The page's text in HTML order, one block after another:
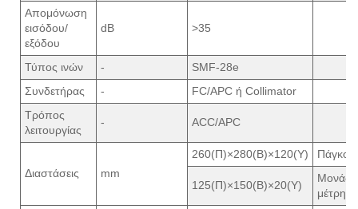
Απομόνωση
εισόδου/
εξόδου
dB >35
Τύπος ινών -
SMF-28e
Συνδετήρας
-
FC/APC ή Collimator
Τρόπος
λειτουργίας
- ACC/APC
Διαστάσεις mm
260(Π)×280(Β)×120(Υ) Πάγκος
125(Π)×150(Β)×20(Υ)
Μονάδα